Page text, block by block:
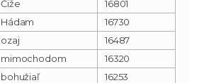
Čiže
16801
Hádam
16730
ozaj
16487
mimochodom
16320
bohužiaľ
16253